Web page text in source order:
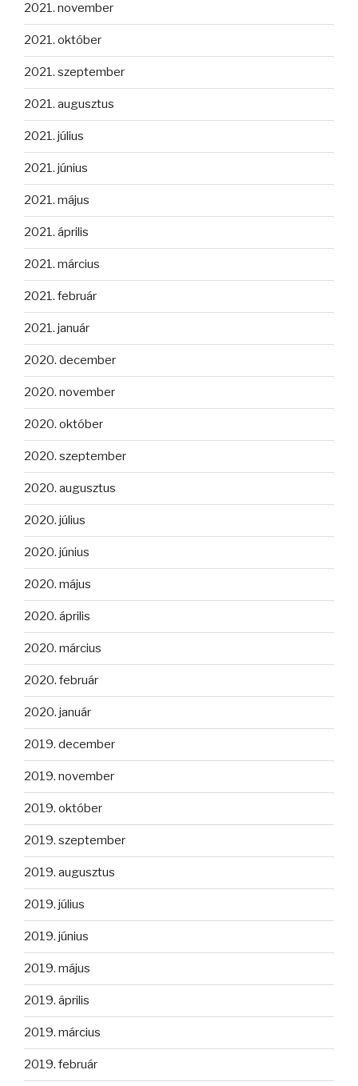
2021. november
2021. október
2021. szeptember
2021. augusztus
2021. július
2021. június
2021. május
2021. április
2021. március
2021. február
2021. január
2020. december
2020. november
2020. október
2020. szeptember
2020. augusztus
2020. július
2020. június
2020. május
2020. április
2020. március
2020. február
2020. január
2019. december
2019. november
2019. október
2019. szeptember
2019. augusztus
2019. július
2019. június
2019. május
2019. április
2019. március
2019. február